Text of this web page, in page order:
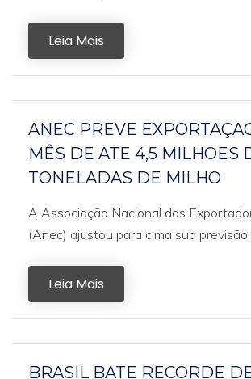
Leia Mais
ANEC PREVE
MÊS DE ATE 4,5 MILHOES
TONELADAS DE MILHO
A Associação Nacional dos
(Anec) ajustou para cima sua previsão
Leia Mais
BRASIL BATE RECORDE